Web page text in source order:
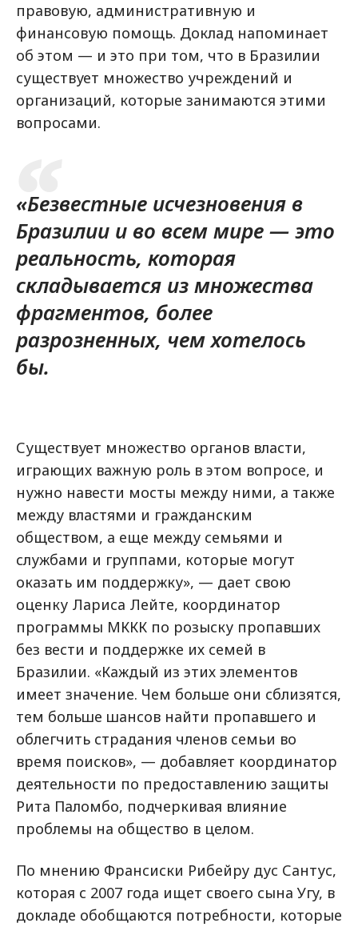
правовую, административную и
финансовую помощь. Доклад напоминает
об этом — и это при том, что в Бразилии
существует множество учреждений и
организаций, которые занимаются этими
вопросами.
«Безвестные исчезновения в
Бразилии и во всем мире — это
реальность, которая
складывается из множества
фрагментов, более
разрозненных, чем хотелось
бы.
Существует множество органов власти,
играющих важную роль в этом вопросе, и
нужно навести мосты между ними, а также
между властями и гражданским
обществом, а еще между семьями и
службами и группами, которые могут
оказать им поддержку», — дает свою
оценку Лариса Лейте, координатор
программы МККК по розыску пропавших
без вести и поддержке их семей в
Бразилии. «Каждый из этих элементов
имеет значение. Чем больше они сблизятся,
тем больше шансов найти пропавшего и
облегчить страдания членов семьи во
время поисков», — добавляет координатор
деятельности по предоставлению защиты
Рита Паломбо, подчеркивая влияние
проблемы на общество в целом.
По мнению Франcиски Рибейру дуc Сантуc,
которая с 2007 года ищет своего сына Угy, в
докладе обобщаются потребности, которые